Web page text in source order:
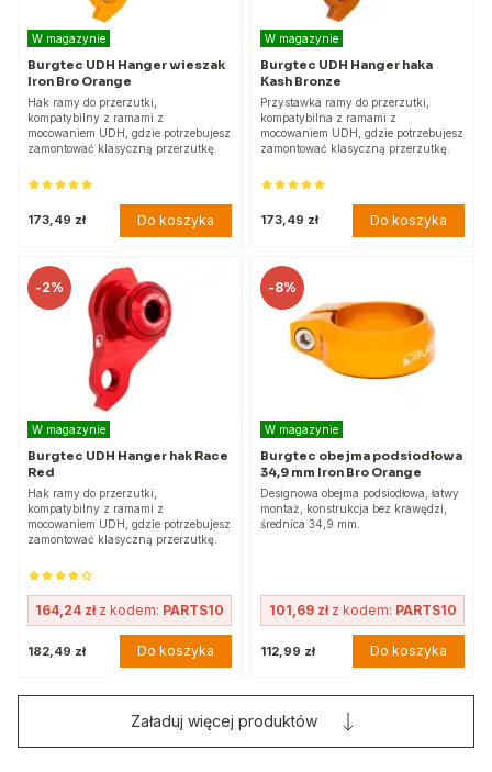
W magazynie
Burgtec UDH Hanger wieszak
Iron Bro Orange
Hak ramy do przerzutki,
kompatybilny z ramami z
mocowaniem UDH, gdzie potrzebujesz
zamontować klasyczną przerzutkę.
173,49 zł Do koszyka
W magazynie
Burgtec UDH Hanger haka
Kash Bronze
Przystawka ramy do przerzutki,
kompatybilna z ramami z
mocowaniem UDH, gdzie potrzebujesz
zamontować klasyczną przerzutkę.
173,49 zł Do koszyka
-2%
W magazynie
Burgtec UDH Hanger hak Race
Red
Hak ramy do przerzutki,
kompatybilny z ramami z
mocowaniem UDH, gdzie potrzebujesz
zamontować klasyczną przerzutkę.
164,24 złz kodem: PARTS10
182,49 zł Do koszyka
-8%
W magazynie
Burgtec obejma podsiodłowa
34,9 mm Iron Bro Orange
Designowa obejma podsiodłowa, łatwy
montaż, konstrukcja bez krawędzi,
średnica 34,9 mm.
101,69 złz kodem: PARTS10
112,99 zł Do koszyka
Załaduj więcej produktów